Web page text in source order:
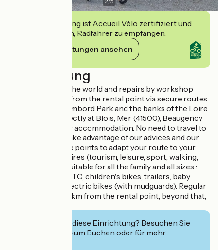
Diese Einrichtung ist Accueil Vélo zertifiziert und
verpflichtet sich, Radfahrer zu empfangen.
Ihre Verpflichtungen ansehen
Beschreibung
Bike hire all over the world and repairs by workshop
truck. Departure from the rental point via secure routes
1km from the Chambord Park and the banks of the Loire
river. Drop off directly at Blois, Mer (41500), Beaugency
stations or at your accommodation. No need to travel to
hire your bikes. Take advantage of our advices and our
specific departure points to adapt your route to your
level and your desires (tourism, leisure, sport, walking,
unusual...). Bikes suitable for all the family and all sizes :
mountain bikes, VTC, children's bikes, trailers, baby
seats, tandems, electric bikes (with mudguards). Regular
deliveries up to 15km from the rental point, beyond that,
Interessiert Sie diese Einrichtung? Besuchen Sie
deren Website zum Buchen oder für mehr